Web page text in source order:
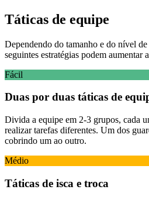
Táticas de equipe
Dependendo do tamanho e do nível
seguintes estratégias podem aumentar
Fácil
Duas por duas táticas de
Divida a equipe em 2-3 grupos, cada
realizar tarefas diferentes. Um dos
cobrindo um ao outro.
Médio
Táticas de isca e troca